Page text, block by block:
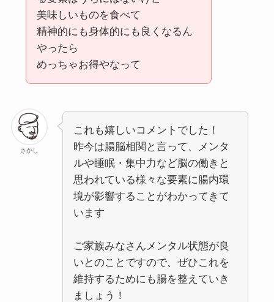
美味しいものを食べて
精神的にも身体的にも良くなるん
やったら
めっちゃお得やなって
さかし
これも嬉しいコメントでした！
昨今は腸脳相関と言って、メンタ
ルや睡眠・集中力など脳の働きと
思われている様々な要素に腸内環
境が影響することがわかってきて
います
ご家族みなさんメンタル状態が良
いとのことですので、ぜひこれを
維持するためにも腸を整えていき
ましょう！